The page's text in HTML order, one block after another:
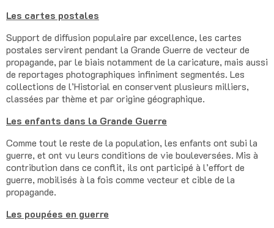
Les cartes postales
Support de diffusion populaire par excellence, les cartes
postales servirent pendant la Grande Guerre de vecteur de
propagande, par le biais notamment de la caricature, mais aussi
de reportages photographiques infiniment segmentés. Les
collections de l’Historial en conservent plusieurs milliers,
classées par thème et par origine géographique.
Les enfants dans la Grande Guerre
Comme tout le reste de la population, les enfants ont subi la
guerre, et ont vu leurs conditions de vie bouleversées. Mis à
contribution dans ce conflit, ils ont participé à l’effort de
guerre, mobilisés à la fois comme vecteur et cible de la
propagande.
Les poupées en guerre